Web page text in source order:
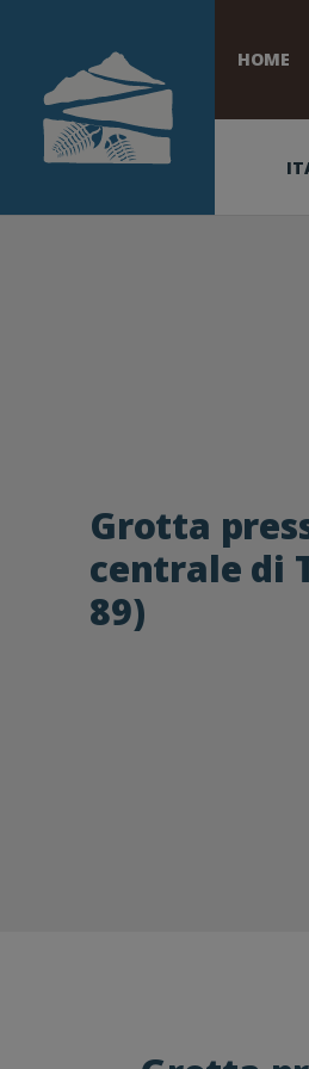
HOME
Grotta
centrale di
89)